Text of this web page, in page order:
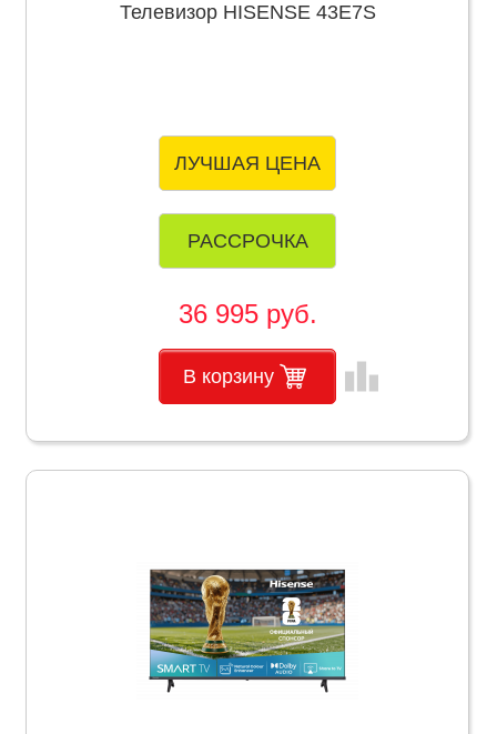
Телевизор HISENSE 43E7S
ЛУЧШАЯ ЦЕНА
РАССРОЧКА
36 995 руб.
В корзину leaderboard